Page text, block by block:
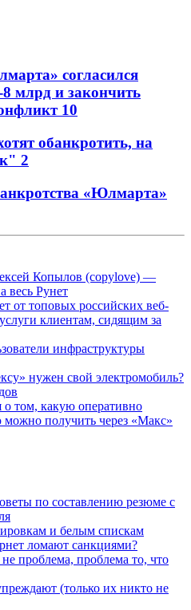
согласился
млрд и закончить
10
обанкротить, на
2
«Юлмарта»
Копылов (copylove) —
весь Рунет
от топовых российских веб-
клиентам, сидящим за
инфраструктуры
нужен свой электромобиль?
том, какую оперативно
получить через «Макс»
по составлению резюме с
и белым спискам
ломают санкциями?
проблема, проблема то, что
(только их никто не